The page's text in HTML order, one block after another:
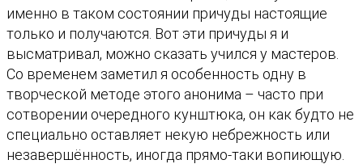
именно в таком состоянии причуды настоящие
только и получаются. Вот эти причуды я и
высматривал, можно сказать учился у мастеров.
Со временем заметил я особенность одну в
творческой методе этого анонима – часто при
сотворении очередного кунштюка, он как будто не
специально оставляет некую небрежность или
незавершённость, иногда прямо-таки вопиющую.